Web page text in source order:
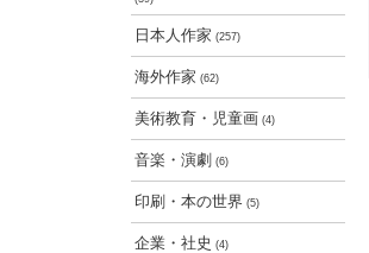
日本人作家 (257)
海外作家 (62)
美術教育・児童画 (4)
音楽・演劇 (6)
印刷・本の世界 (5)
企業・社史 (4)